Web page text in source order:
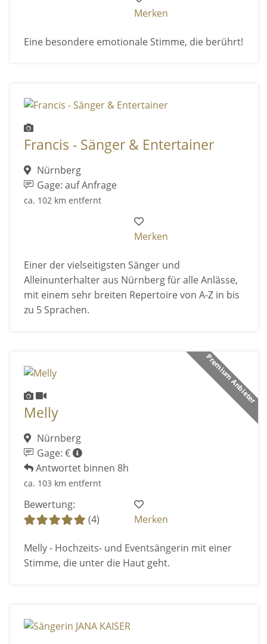
Merken
Eine besondere emotionale Stimme, die berührt!
Francis - Sänger & Entertainer
Nürnberg
Gage: auf Anfrage
ca. 102 km entfernt
Merken
Einer der vielseitigsten Sänger und
Alleinunterhalter aus Nürnberg für alle Anlässe,
mit einem sehr breiten Repertoire von A-Z in bis
zu 5 Sprachen.
Premium Anbieter
Melly
Nürnberg
Gage: €
Antwortet binnen 8h
ca. 103 km entfernt
Bewertung:
(4)
Merken
Melly - Hochzeits- und Eventsängerin mit einer
Stimme, die unter die Haut geht.